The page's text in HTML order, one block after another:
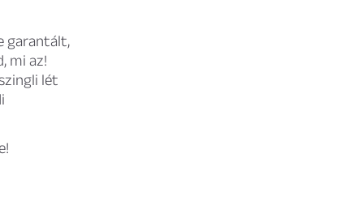
garantált,
mi az!
lét